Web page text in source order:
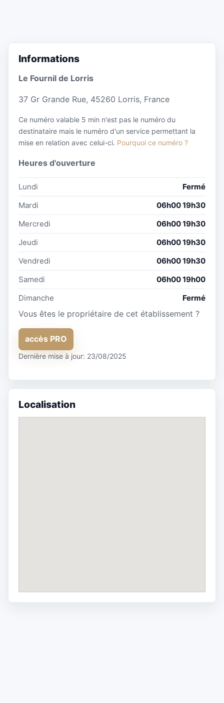
Informations
Le Fournil de Lorris
37 Gr Grande Rue, 45260 Lorris, France
Ce numéro valable 5 min n'est pas le numéro du
destinataire mais le numéro d'un service permettant la
mise en relation avec celui-ci. Pourquoi ce numéro ?
Heures d'ouverture
Lundi
Fermé
Mardi
06h00 19h30
Mercredi
06h00 19h30
Jeudi
06h00 19h30
Vendredi
06h00 19h30
Samedi
06h00 19h00
Dimanche
Fermé
Vous êtes le propriétaire de cet établissement ?
accès PRO
Dernière mise à jour: 23/08/2025
Localisation